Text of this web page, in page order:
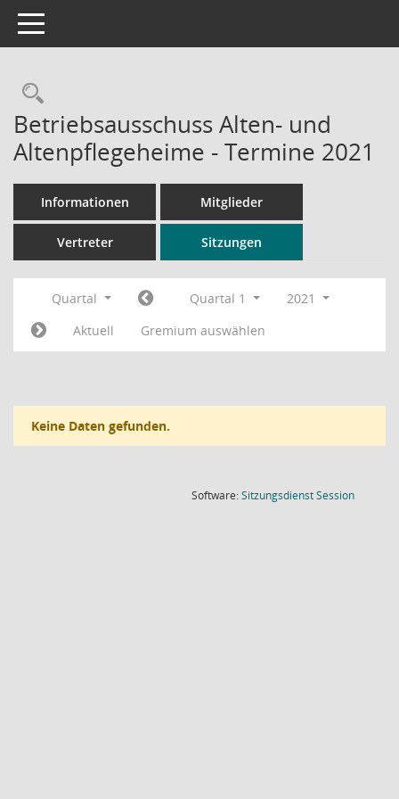
Toggle navigation
Rechercheauswahl
Betriebsausschuss Alten- und
Altenpflegeheime - Termine 2021
Informationen Mitglieder
Vertreter Sitzungen
Quartal Quartal 1
2021
Aktuell
Gremium auswählen
Keine Daten gefunden.
Software:SitzungsdienstSession(Wird in